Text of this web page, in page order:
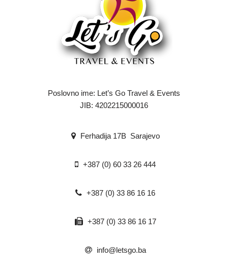
Poslovno ime: Let’s Go Travel & Events
JIB: 4202215000016
Ferhadija 17B Sarajevo
+387 (0) 60 33 26 444
+387 (0) 33 86 16 16
+387 (0) 33 86 16 17
info@letsgo.ba